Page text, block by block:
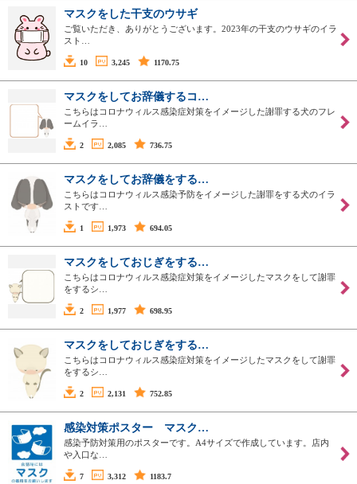
マスクをした干支のウサギ
ご覧いただき、ありがとうございます。2023年の干支のウサギのイラ
スト…
10 3,245 1170.75
マスクをしてお辞儀するコ…
こちらはコロナウィルス感染症対策をイメージした謝罪する犬のフレ
ームイラ…
2 2,085 736.75
マスクをしてお辞儀をする…
こちらはコロナウィルス感染予防をイメージした謝罪をする犬のイラ
ストです…
1 1,973 694.05
マスクをしておじぎをする…
こちらはコロナウィルス感染症対策をイメージしたマスクをして謝罪
をするシ…
2 1,977 698.95
マスクをしておじぎをする…
こちらはコロナウィルス感染症対策をイメージしたマスクをして謝罪
をするシ…
2 2,131 752.85
感染対策ポスター マスク…
感染予防対策用のポスターです。A4サイズで作成しています。店内
や入口な…
7 3,312 1183.7